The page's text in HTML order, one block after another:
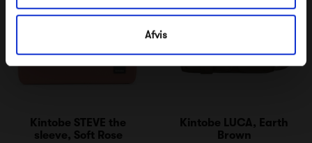
Afvis
Kintobe STEVE the
sleeve, Soft Rose
Kintobe LUCA, Earth
Brown